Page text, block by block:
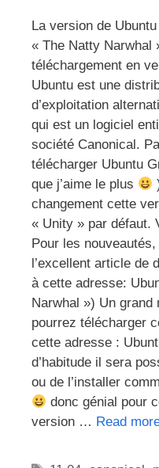
La version de
« The Natty Narwhal
téléchargement en
Ubuntu est une
d’exploitation
qui est un logiciel
société Canonical.
télécharger Ubuntu
que j’aime le plus
changement cette
« Unity » par défaut.
Pour les
l’excellent article de
à cette adresse:
Narwhal ») Un grand
pourrez télécharger
cette adresse :
d’habitude il sera
ou de l’installer
donc génial pour
version … Read